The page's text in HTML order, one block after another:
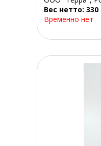
Вес нетто: 330
Временно нет